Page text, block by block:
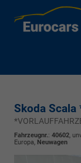
Skoda Scala
Fahrzeugnr.: 40602,
Europa, Neuwagen